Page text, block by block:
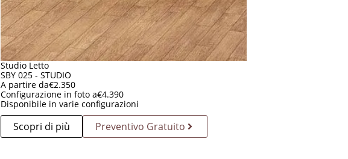
Studio Letto
SBY 025 - STUDIO
A partire da€2.350
Configurazione in foto a€4.390
Disponibile in varie configurazioni
Scopri di più Preventivo Gratuito